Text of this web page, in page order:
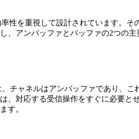
性を重視して設計されています。そ
、アンバッファとバッファの2つの
チャネルはアンバッファであり、こ
、対応する受信操作をすぐに必要と
す。